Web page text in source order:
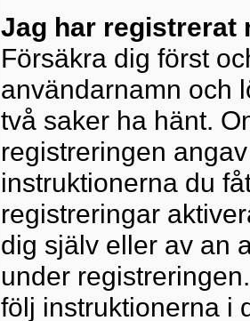
Jag har registrerat
Försäkra dig först
användarnamn och
två saker ha hänt.
registreringen
instruktionerna du
registreringar
dig själv eller av an
under
följ instruktionerna i